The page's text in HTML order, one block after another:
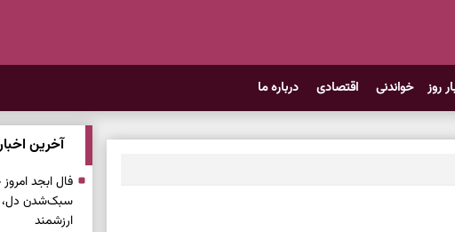
روز خواندنی اقتصادی درباره ما
آخرین
سبک‌شدن دل،
ارزشمند